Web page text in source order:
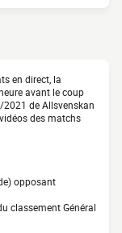
en direct, la
avant le coup
de Allsvenskan
des matchs
opposant
classement Général